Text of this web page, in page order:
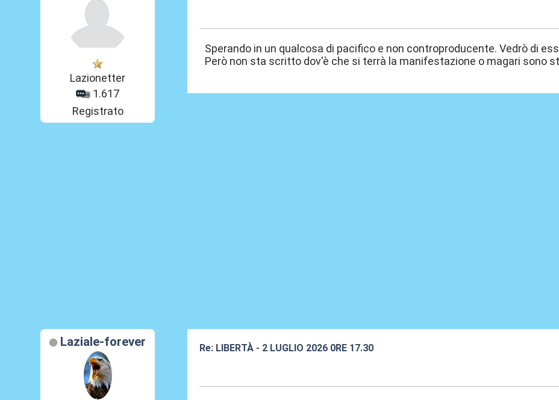
Lazionetter
1.617
Registrato
Sperando in un qualcosa di pacifico e non controproducente. Vedrò di
Però non sta scritto dov'è che si terrà la manifestazione o magari sono
Laziale-forever
Re: LIBERTÀ - 2 LUGLIO 2026 0RE 17.30